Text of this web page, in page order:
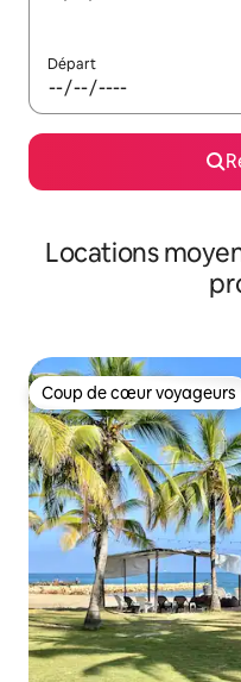
Départ
Locations
Coup de cœur voyageurs
Coup de cœur voyageurs